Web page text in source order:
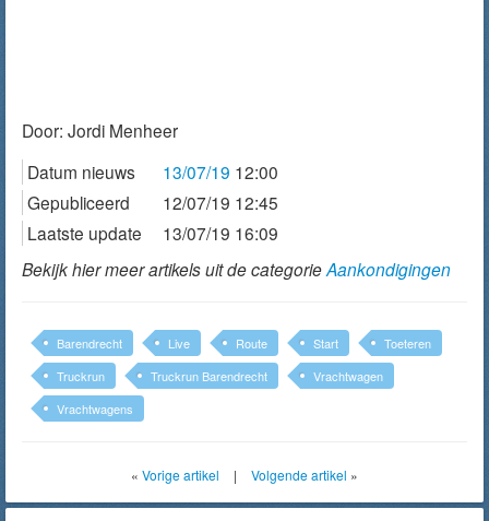
Door: Jordi Menheer
Datum nieuws
13/07/19 12:00
Gepubliceerd
12/07/19 12:45
Laatste update
13/07/19 16:09
Bekijk hier meer artikels uit de categorieAankondigingen
Barendrecht Live Route Start
Toeteren
Truckrun
Truckrun Barendrecht
Vrachtwagen
Vrachtwagens
« Vorige artikel | Volgende artikel »